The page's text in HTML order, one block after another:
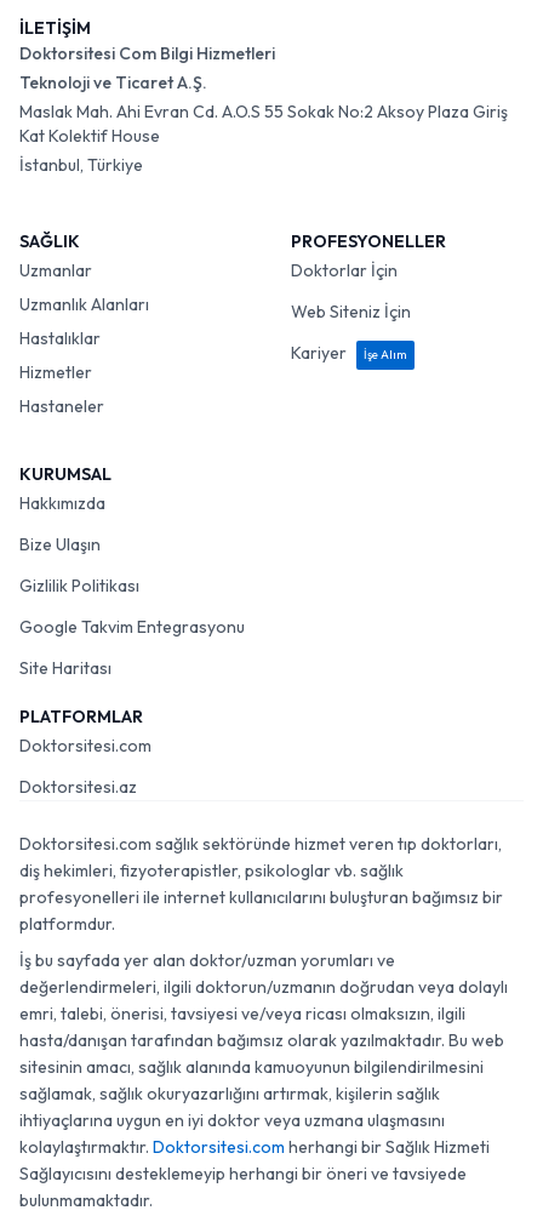
İLETİŞİM
Doktorsitesi Com Bilgi Hizmetleri
Teknoloji ve Ticaret A.Ş.
Maslak Mah. Ahi Evran Cd. A.O.S 55 Sokak No:2 Aksoy Plaza Giriş
Kat Kolektif House
İstanbul, Türkiye
SAĞLIK
Uzmanlar
Uzmanlık Alanları
Hastalıklar
Hizmetler
Hastaneler
PROFESYONELLER
Doktorlar İçin
Web Siteniz İçin
Kariyer
İşe Alım
KURUMSAL
Hakkımızda
Bize Ulaşın
Gizlilik Politikası
Google Takvim Entegrasyonu
Site Haritası
PLATFORMLAR
Doktorsitesi.com
Doktorsitesi.az
Doktorsitesi.com sağlık sektöründe hizmet veren tıp doktorları,
diş hekimleri, fizyoterapistler, psikologlar vb. sağlık
profesyonelleri ile internet kullanıcılarını buluşturan bağımsız bir
platformdur.
İş bu sayfada yer alan doktor/uzman yorumları ve
değerlendirmeleri, ilgili doktorun/uzmanın doğrudan veya dolaylı
emri, talebi, önerisi, tavsiyesi ve/veya ricası olmaksızın, ilgili
hasta/danışan tarafından bağımsız olarak yazılmaktadır. Bu web
sitesinin amacı, sağlık alanında kamuoyunun bilgilendirilmesini
sağlamak, sağlık okuryazarlığını artırmak, kişilerin sağlık
ihtiyaçlarına uygun en iyi doktor veya uzmana ulaşmasını
kolaylaştırmaktır. Doktorsitesi.com herhangi bir Sağlık Hizmeti
Sağlayıcısını desteklemeyip herhangi bir öneri ve tavsiyede
bulunmamaktadır.